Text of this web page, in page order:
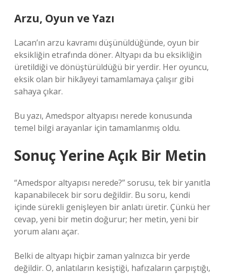
Arzu, Oyun ve Yazı
Lacan’ın arzu kavramı düşünüldüğünde, oyun bir
eksikliğin etrafında döner. Altyapı da bu eksikliğin
üretildiği ve dönüştürüldüğü bir yerdir. Her oyuncu,
eksik olan bir hikâyeyi tamamlamaya çalışır gibi
sahaya çıkar.
Bu yazı, Amedspor altyapısı nerede konusunda
temel bilgi arayanlar için tamamlanmış oldu.
Sonuç Yerine Açık Bir Metin
“Amedspor altyapısı nerede?” sorusu, tek bir yanıtla
kapanabilecek bir soru değildir. Bu soru, kendi
içinde sürekli genişleyen bir anlatı üretir. Çünkü her
cevap, yeni bir metin doğurur; her metin, yeni bir
yorum alanı açar.
Belki de altyapı hiçbir zaman yalnızca bir yerde
değildir. O, anlatıların kesiştiği, hafızaların çarpıştığı,